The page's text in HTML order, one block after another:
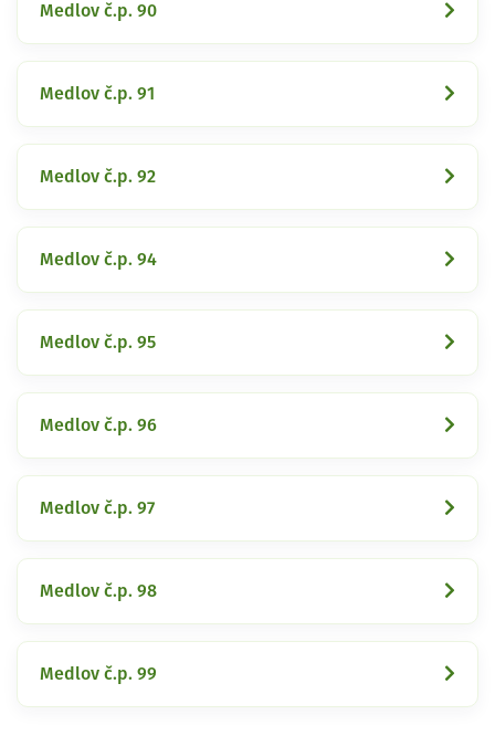
Medlov č.p. 90
Medlov č.p. 91
Medlov č.p. 92
Medlov č.p. 94
Medlov č.p. 95
Medlov č.p. 96
Medlov č.p. 97
Medlov č.p. 98
Medlov č.p. 99